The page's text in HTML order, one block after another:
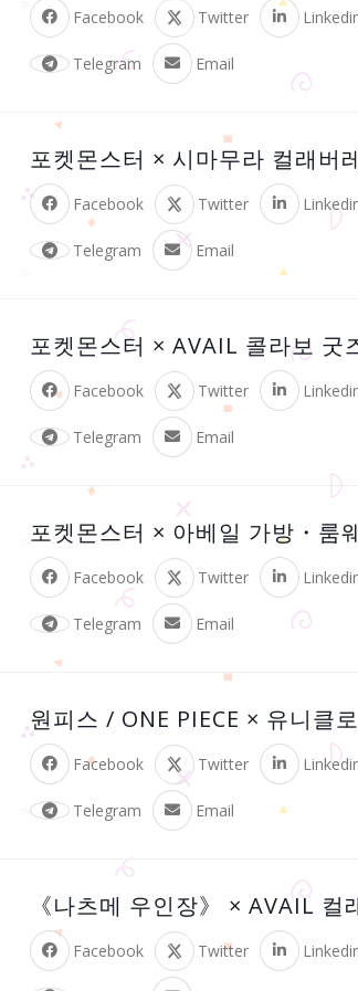
Facebook Twitter
Telegram Email
포켓몬스터 × 시마무라 컬래버
Facebook Twitter
Telegram Email
포켓몬스터 × AVAIL 콜라보 굿
Facebook Twitter
Telegram Email
포켓몬스터 × 아베일 가방・룸
Facebook Twitter
Telegram Email
원피스 / ONE PIECE × 유니클
Facebook Twitter
Telegram Email
《나츠메 우인장》 × AVAIL
Facebook Twitter